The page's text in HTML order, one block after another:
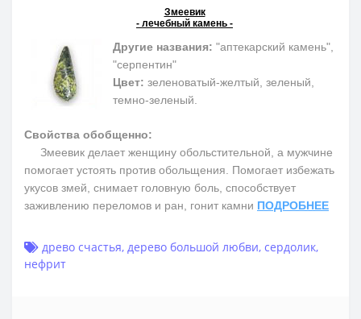
Змеевик
- лечебный камень -
Другие названия: "аптекарский камень",
"серпентин"
Цвет: зеленоватый-желтый, зеленый,
темно-зеленый.
Свойства обобщенно:
Змеевик делает женщину обольстительной, а мужчине
помогает устоять против обольщения. Помогает избежать
укусов змей, снимает головную боль, способствует
заживлению переломов и ран, гонит камни ПОДРОБНЕЕ
древо счастья, дерево большой любви, сердолик,
нефрит